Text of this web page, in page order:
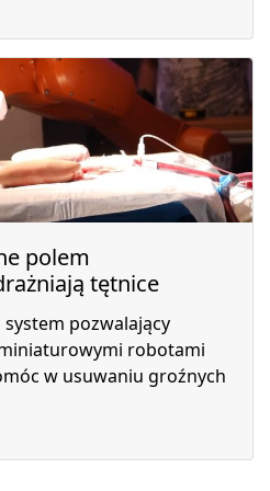
polem
tętnice
pozwalający
robotami
w usuwaniu groźnych